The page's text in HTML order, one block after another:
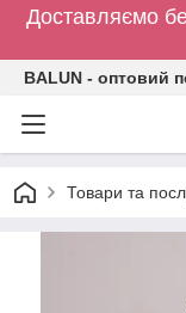
Доставляємо
BALUN - оптовий
Товари та